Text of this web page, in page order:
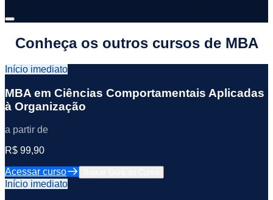
Conheça os outros cursos de MBA
Início imediato
MBA em Ciências Comportamentais Aplicadas
à Organização
a partir de
R$ 99,90
Acessar curso
Início imediato